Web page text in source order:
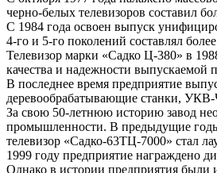
черно-белых телевизоров составил
С 1984 года освоен выпуск
4-го и 5-го поколений составлял
Телевизор марки «Садко Ц-380» в
качества и надежности
В последнее время предприятие
деревообрабатывающие станки,
За свою 50-летнюю историю завод
промышленности. В предыдущие годы
телевизор «Садко-63ТЦ-7000» стал
1999 году предприятие награждено
Однако в истории предприятия были